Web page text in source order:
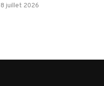
8 juillet 2026